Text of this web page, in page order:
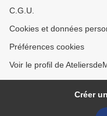
C.G.U.
Cookies et données
Préférences cookies
Voir le profil de
Créer